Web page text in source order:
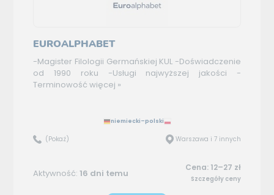
EUROALPHABET
-Magister Filologii Germańskiej KUL -Doświadczenie
od 1990 roku -Usługi najwyższej jakości -
Terminowość więcej »
niemiecki–polski
(Pokaż) Warszawa i 7 innych
Aktywność:16 dni temu Cena: 12–27 zł
Szczegóły ceny